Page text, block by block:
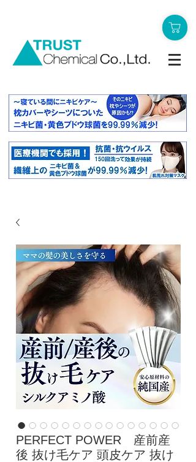
PERFECT POWER 産前産
後 抜け毛ケア 頭皮ケア 抜け